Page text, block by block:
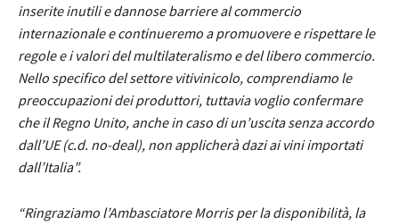
inserite inutili e dannose barriere al commercio
internazionale e continueremo a promuovere e rispettare le
regole e i valori del multilateralismo e del libero commercio.
Nello specifico del settore vitivinicolo, comprendiamo le
preoccupazioni dei produttori, tuttavia voglio confermare
che il Regno Unito, anche in caso di un’uscita senza accordo
dall’UE (c.d. no-deal), non applicherà dazi ai vini importati
dall’Italia”.
“Ringraziamo l’Ambasciatore Morris per la disponibilità, la